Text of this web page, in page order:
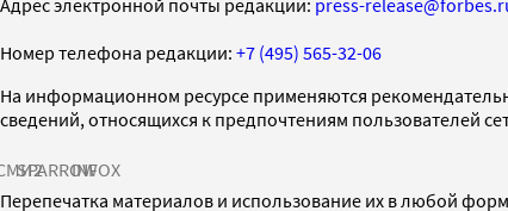
Номер телефона редакции: +7 (495) 565-32-06
На информационном ресурсе применяются
сведений, относящихся к предпочтениям пользователей
SPARROWINFOX
Перепечатка материалов и использование их в любой